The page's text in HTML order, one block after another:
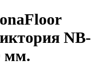
NB-
мм.